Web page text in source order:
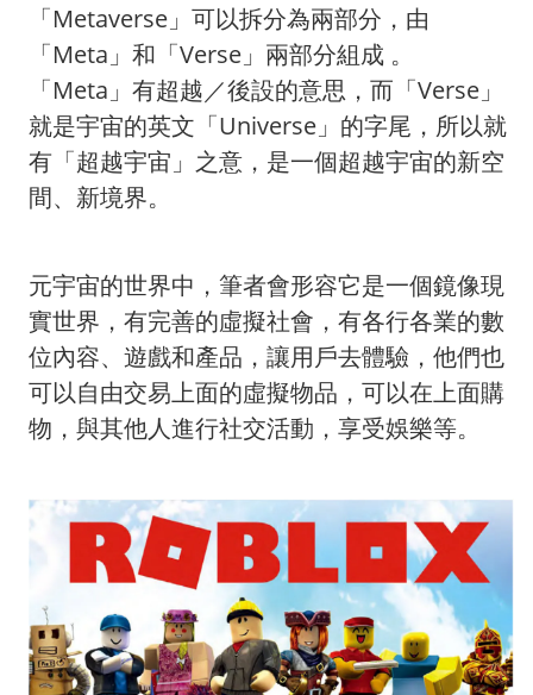
「Metaverse」可以拆分為兩部分，由
「Meta」和「Verse」兩部分組成 。
「Meta」有超越／後設的意思，而「Verse」
就是宇宙的英文「Universe」的字尾，所以就
有「超越宇宙」之意，是一個超越宇宙的新空
間、新境界。
元宇宙的世界中，筆者會形容它是一個鏡像現
實世界，有完善的虛擬社會，有各行各業的數
位內容、遊戲和產品，讓用戶去體驗，他們也
可以自由交易上面的虛擬物品，可以在上面購
物，與其他人進行社交活動，享受娛樂等。